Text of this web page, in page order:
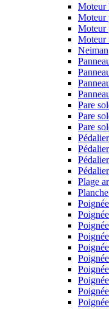
Moteur
Moteur
Moteur
Moteur
Neiman
Pare
Pare
Pare
Pédalier
Plage